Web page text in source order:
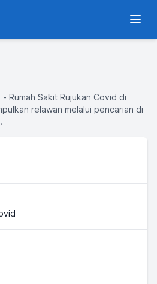
- Rumah Sakit Rujukan Covid di
relawan melalui pencarian di